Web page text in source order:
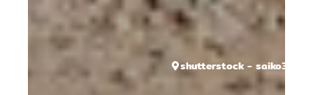
shutterstock - saiko3p